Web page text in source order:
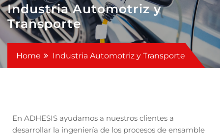
Industria Automotriz y
Transporte
Home Industria Automotriz y Transporte
En ADHESIS ayudamos a nuestros clientes a
desarrollar la ingeniería de los procesos de ensamble